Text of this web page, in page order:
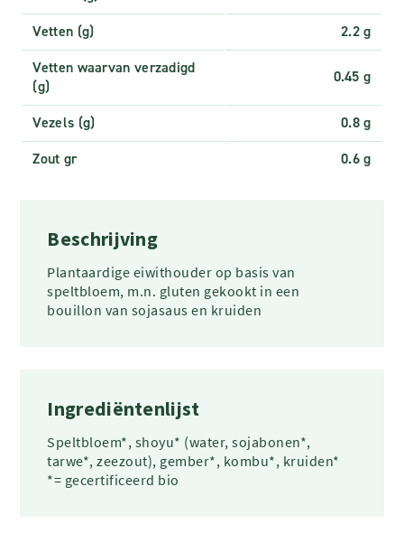
Vetten (g)
2.2 g
Vetten waarvan verzadigd
(g)
0.45 g
Vezels (g)
0.8 g
Zout gr
0.6 g
Beschrijving
Plantaardige eiwithouder op basis van
speltbloem, m.n. gluten gekookt in een
bouillon van sojasaus en kruiden
Ingrediëntenlijst
Speltbloem*, shoyu* (water, sojabonen*,
tarwe*, zeezout), gember*, kombu*, kruiden*
*= gecertificeerd bio